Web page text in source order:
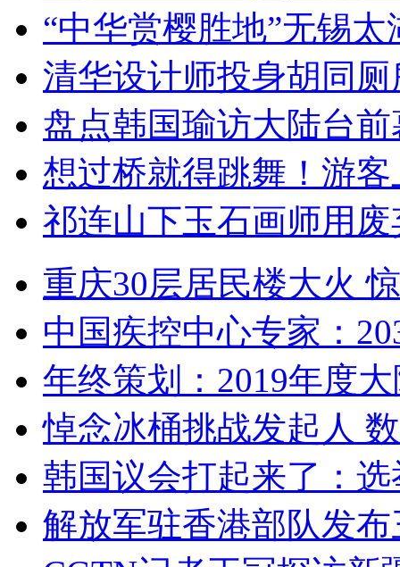
“中华赏樱胜地”无锡
清华设计师投身胡同
盘点韩国瑜访大陆台
想过桥就得跳舞！游客
祁连山下玉石画师用
重庆30层居民楼大火
中国疾控中心专家：
年终策划：2019年度
悼念冰桶挑战发起人
韩国议会打起来了：
解放军驻香港部队发